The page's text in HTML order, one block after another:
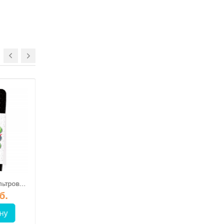
Картридж для фильтров от накипи ECOSOFT Ecozon 200 для бойлеров и котлов